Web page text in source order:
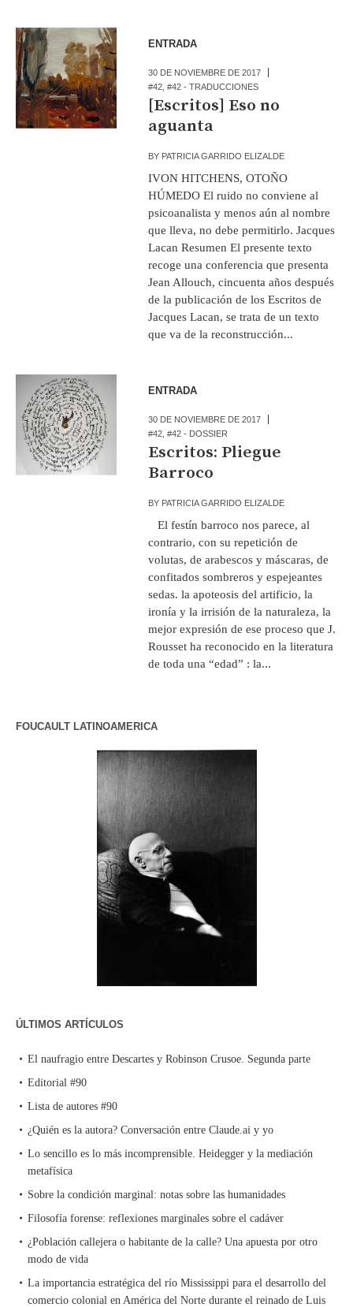
ENTRADA
30 DE NOVIEMBRE DE 2017
#42 ,#42 - TRADUCCIONES
[Escritos] Eso no
aguanta
BY PATRICIA GARRIDO ELIZALDE
IVON HITCHENS, OTOÑO
HÚMEDO El ruido no conviene al
psicoanalista y menos aún al nombre
que lleva, no debe permitirlo. Jacques
Lacan Resumen El presente texto
recoge una conferencia que presenta
Jean Allouch, cincuenta años después
de la publicación de los Escritos de
Jacques Lacan, se trata de un texto
que va de la reconstrucción...
ENTRADA
30 DE NOVIEMBRE DE 2017
#42 ,#42 - DOSSIER
Escritos: Pliegue
Barroco
BY PATRICIA GARRIDO ELIZALDE
El festín barroco nos parece, al
contrario, con su repetición de
volutas, de arabescos y máscaras, de
confitados sombreros y espejeantes
sedas. la apoteosis del artificio, la
ironía y la irrisión de la naturaleza, la
mejor expresión de ese proceso que J.
Rousset ha reconocido en la literatura
de toda una “edad” : la...
FOUCAULT LATINOAMERICA
ÚLTIMOS ARTÍCULOS
El naufragio entre Descartes y Robinson Crusoe. Segunda parte
Editorial #90
Lista de autores #90
¿Quién es la autora? Conversación entre Claude.ai y yo
Lo sencillo es lo más incomprensible. Heidegger y la mediación
metafísica
Sobre la condición marginal: notas sobre las humanidades
Filosofía forense: reflexiones marginales sobre el cadáver
¿Población callejera o habitante de la calle? Una apuesta por otro
modo de vida
La importancia estratégica del río Mississippi para el desarrollo del
comercio colonial en América del Norte durante el reinado de Luis